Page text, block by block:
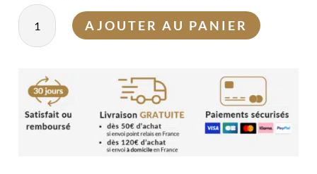
quantité
Bracelet
4mm
AJOUTER AU PANIER